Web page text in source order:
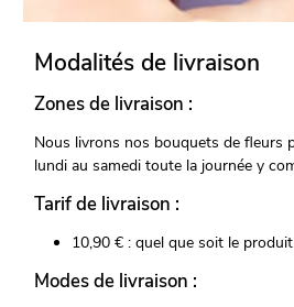
Modalités de livraison
Zones de livraison :
Nous livrons nos bouquets de fleurs
lundi au samedi toute la journée y
Tarif de livraison :
10,90 € : quel que soit le
Modes de livraison :